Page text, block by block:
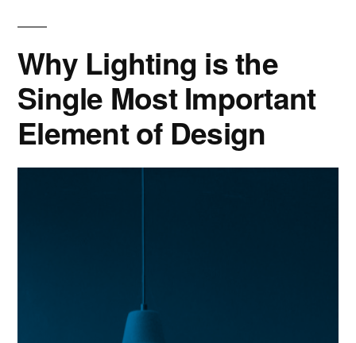
Why Lighting is the
Single Most Important
Element of Design